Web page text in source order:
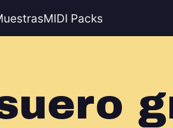
MIDI Packs